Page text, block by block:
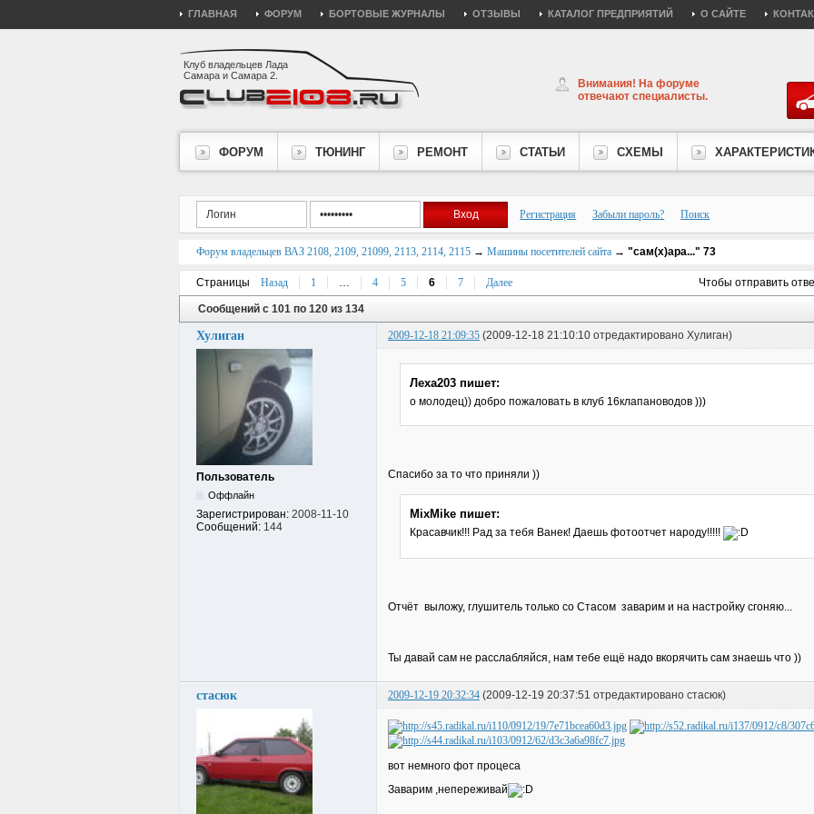
ГЛАВНАЯ ФОРУМ БОРТОВЫЕ ЖУРНАЛЫ ОТЗЫВЫ КАТАЛОГ ПРЕДПРИЯТИЙ О САЙТЕ
Клуб владельцев Лада
Самара и Самара 2.
Внимания! На форуме
отвечают специалисты.
ФОРУМ ТЮНИНГ РЕМОНТ СТАТЬИ СХЕМЫ
Регистрация Забыли пароль? Поиск
Форум владельцев ВАЗ 2108, 2109, 21099, 2113, 2114, 2115 → Машины посетителей сайта → "сам(x)ара..." 73
Страницы Назад 1 … 4 5 6 7 Далее Чтобы отправить
Сообщений с 101 по 120 из 134
Хулиган 2009-12-18 21:09:35 (2009-12-18 21:10:10 отредактировано Хулиган)
Пользователь
Оффлайн
Зарегистрирован: 2008-11-10
Сообщений: 144
Леха203 пишет:
о молодец)) добро пожаловать в клуб 16клапановодов )))
Спасибо за то что приняли ))
MixMike пишет:
Красавчик!!! Рад за тебя Ванек! Даешь фотоотчет народу!!!!!
Отчёт выложу, глушитель только со Стасом заварим и на настройку сгоняю...
Ты давай сам не расслабляйся, нам тебе ещё надо вкорячить сам знаешь что ))
стасюк 2009-12-19 20:32:34 (2009-12-19 20:37:51 отредактировано стасюк)
вот немного фот процеса
Заварим ,непереживай